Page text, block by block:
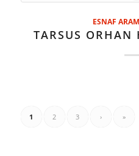
ESNAF
TARSUS ORHAN
1 2 3 › »